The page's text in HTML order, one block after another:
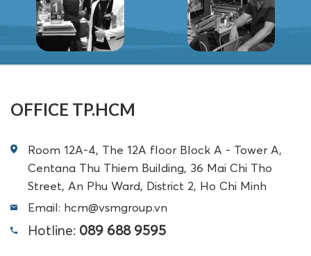
OFFICE TP.HCM
Room 12A-4, The 12A floor Block A - Tower A,
Centana Thu Thiem Building, 36 Mai Chi Tho
Street, An Phu Ward, District 2, Ho Chi Minh
Email: hcm@vsmgroup.vn
Hotline: 089 688 9595